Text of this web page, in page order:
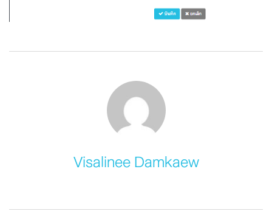
Visalinee Damkaew